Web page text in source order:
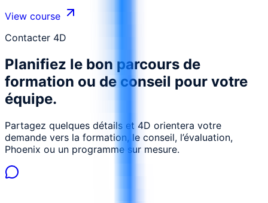
favoriser une culture de l'empathie, de la responsabilité
l'accent sur l'importance du soutien de la direction, de la
clients dans la mise en œuvre d'une approche centrée
sur le client.
View course
Contacter 4D
Planifiez le bon parcours de
formation ou de conseil pour votre
équipe.
Partagez quelques détails et 4D orientera votre
demande vers la formation, le conseil, l’évaluation,
Phoenix ou un programme sur mesure.